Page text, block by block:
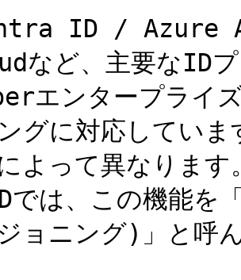
ID / Azure
など、主要なID
エンタープライ
グに対応してい
よって異なりま
は、この機能
ョニング)」と呼